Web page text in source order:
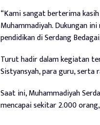
“Kami sangat berterima
Muhammadiyah. Dukungan
pendidikan di Serdang
Turut hadir dalam kegiatan
Sistyansyah, para guru, serta
Saat ini, Muhammadiyah
mencapai sekitar 2.000